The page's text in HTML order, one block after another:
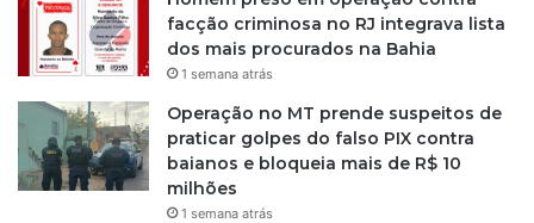
facção criminosa no RJ integrava lista
dos mais procurados na Bahia
1 semana atrás
Operação no MT prende suspeitos de
praticar golpes do falso PIX contra
baianos e bloqueia mais de R$ 10
milhões
1 semana atrás